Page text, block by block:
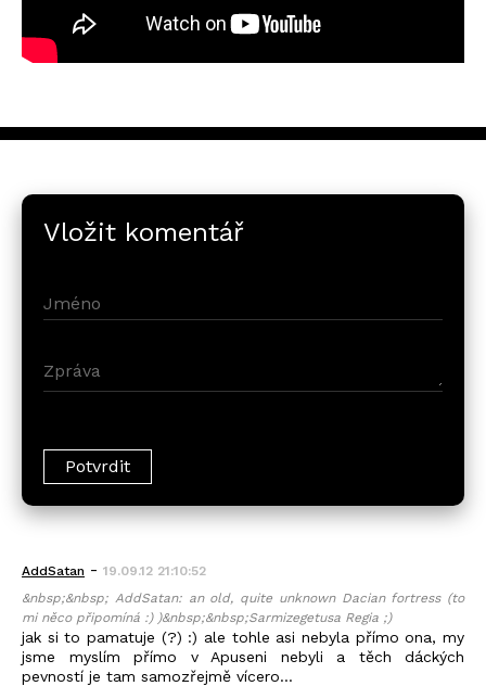
Vložit komentář
AddSatan - 19.09.12 21:10:52
&nbsp;&nbsp; AddSatan: an old, quite unknown Dacian fortress (to
mi něco připomíná :) )&nbsp;&nbsp;Sarmizegetusa Regia ;)
jak si to pamatuje (?) :) ale tohle asi nebyla přímo ona, my
jsme myslím přímo v Apuseni nebyli a těch dáckých
pevností je tam samozřejmě vícero...